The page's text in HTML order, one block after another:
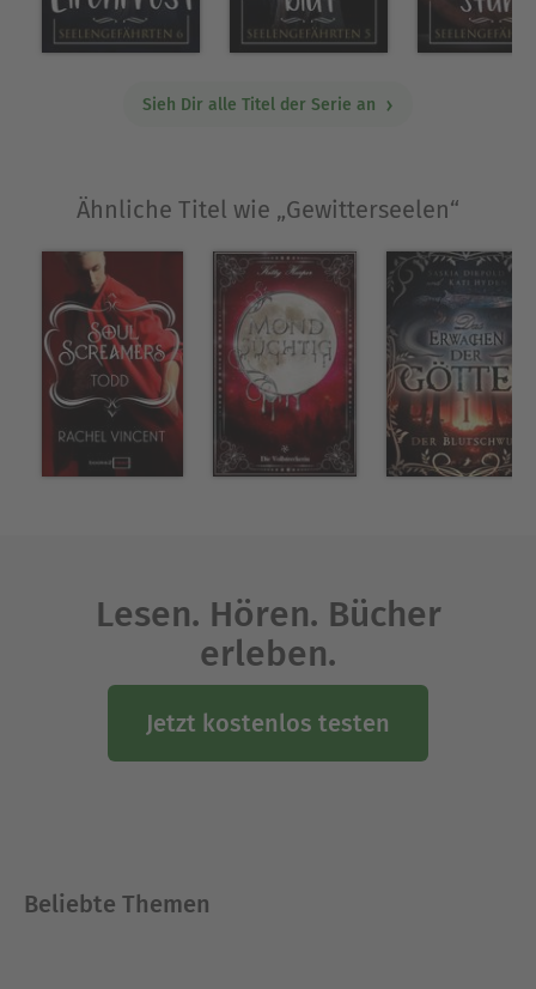
überleben wollen, müssen Racchian und Abela
zusammenarbeiten. Und Abela hat da einen
Anwendung eines uralten Zaubers so eine gute
Über Tanja Rast
Geboren 1968 als echte Kieler Sprotte im
nördlichsten Bundesland, wohne ich mit vielen
Tieren auf dem Land. Nun habe ich neben
meinen bisherigen und zukünftigen
Verlagsveröffentlichungen das Abenteuer
Selfpublishing für mich entdeckt. Ich schreibe
Fantasy in allen möglichen Richtungen: Urban,
Geistergeschichten, Gay Romance und Heroic
Sieh Dir alle Titel der Serie an
Ähnliche Titel wie „Gewitterseelen“
Lesen. Hören. Bücher
erleben.
Jetzt kostenlos testen
Beliebte Themen